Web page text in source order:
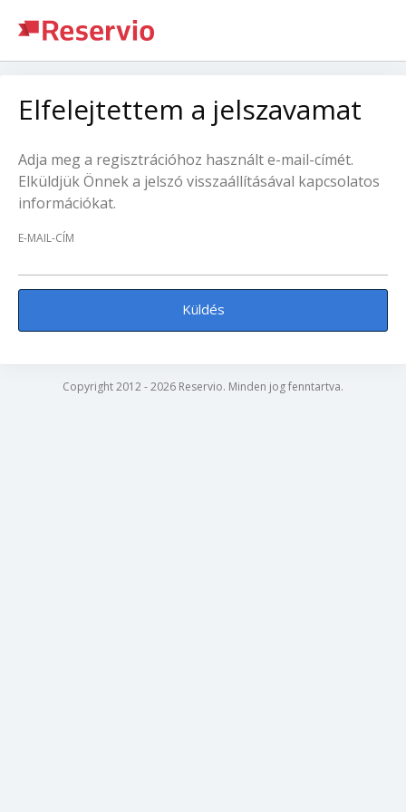
Elfelejtettem a jelszavamat
Adja meg a regisztrációhoz használt e-mail-címét.
Elküldjük Önnek a jelszó visszaállításával kapcsolatos
információkat.
E-MAIL-CÍM
Küldés
Copyright 2012 - 2026 Reservio. Minden jog fenntartva.